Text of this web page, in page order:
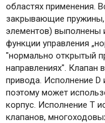
областях применения.
закрывающие пружины,
элементов)
функции управления
"нормально открытый
направлениях". Клапан
привода. Исполнение D
поэтому может
корпус. Исполнение T
клапанов,